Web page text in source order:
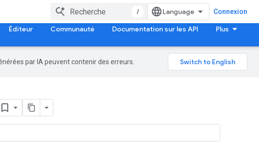
/ Connexion
Éditeur Communauté Documentation sur les API Plus
par IA peuvent contenir des erreurs.